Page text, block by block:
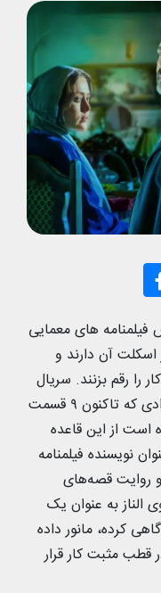
های معمایی
آن دارند و
را رقم بزنند. سریال
» به کارگردانی بهنام بهزادی که تاکنون ۹ قسمت
از این قاعده
نویسنده فیلمنامه
روایت قصه‌های
الناز به عنوان یک
کرده، مانور داده
قطب مثبت کار قرار